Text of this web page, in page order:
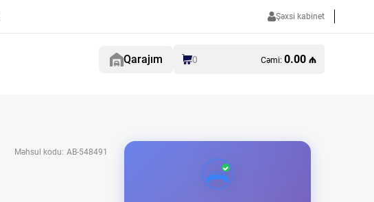
Şəxsi kabinet
Qarajım 0 Cəmi: 0.00 ₼
Məhsul kodu: AB-548491